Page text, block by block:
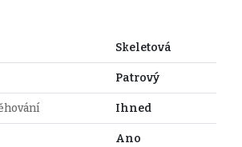
Skeletová
Patrový
Ihned
Ano